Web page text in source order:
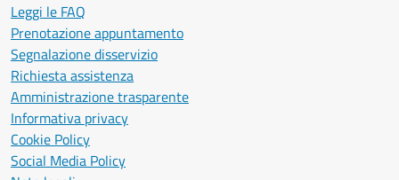
Leggi le FAQ
Prenotazione appuntamento
Segnalazione disservizio
Richiesta assistenza
Amministrazione trasparente
Informativa privacy
Cookie Policy
Social Media Policy